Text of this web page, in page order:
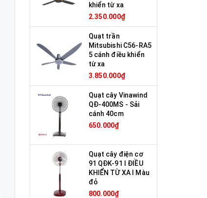
khiển từ xa
2.350.000₫
Quạt trần
Mitsubishi C56-RA5
5 cánh điều khiển
từ xa
3.850.000₫
Quạt cây Vinawind
QĐ-400MS - Sải
cánh 40cm
650.000₫
Quạt cây điện cơ
91 QĐK-91 I ĐIỀU
KHIỂN TỪ XA I Màu
đỏ
800.000₫